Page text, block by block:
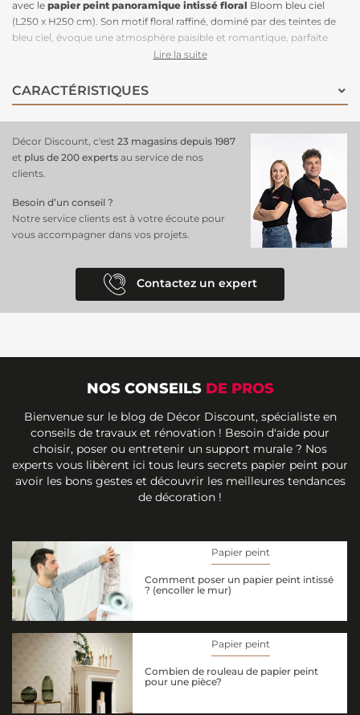
avec le papier peint panoramique intissé floral Bloom bleu ciel
(L250 x H250 cm). Son motif floral raffiné, dominé par des teintes de
bleu ciel, évoque une atmosphère paisible et romantique, parfaite
pour un intérieur lumineux et apaisant. Ce
décoration, du moderne au classique. Idéal pour créer un point focal
dans une chambre, un salon ou un bureau, il apporte une dimension
Son design subtil et ses couleurs douces feront de votre mur un
véritable atout décoratif
Lire la suite
CARACTÉRISTIQUES
Décor Discount, c'est 23 magasins depuis 1987
et plus de 200 experts au service de nos
clients.
Besoin d’un conseil ?
Notre service clients est à votre écoute pour
vous accompagner dans vos projets.
Contactez un expert
NOS CONSEILS DE PROS
Bienvenue sur le blog de Décor Discount, spécialiste en
conseils de travaux et rénovation ! Besoin d'aide pour
choisir, poser ou entretenir un support murale ? Nos
experts vous libèrent ici tous leurs secrets papier peint pour
avoir les bons gestes et découvrir les meilleures tendances
de décoration !
Papier peint
Comment poser un papier peint intissé
? (encoller le mur)
Papier peint
Combien de rouleau de papier peint
pour une pièce?